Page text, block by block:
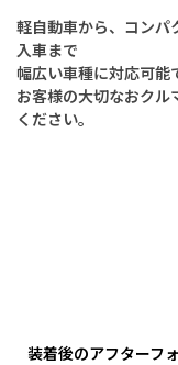
軽自動車から、コン
入車まで
幅広い車種に対応可能
お客様の大切なおクル
ください。
装着後のアフターフ